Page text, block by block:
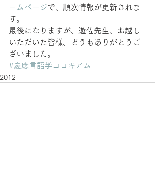
ームページで、順次情報が更新されま
す。
最後になりますが、遊佐先生、お越し
いただいた皆様、どうもありがとうご
ざいました。
#慶應言語学コロキアム
2012